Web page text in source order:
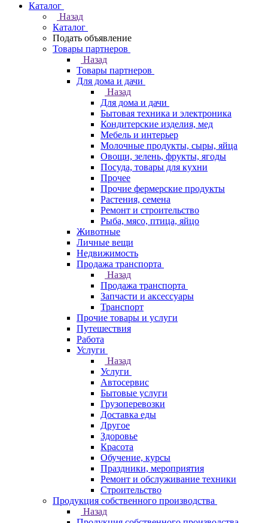
Каталог
Назад
Каталог
Подать объявление
Товары партнеров
Назад
Товары партнеров
Для дома и дачи
Назад
Для дома и дачи
Бытовая техника и электроника
Кондитерские изделия, мед
Мебель и интерьер
Молочные продукты, сыры, яйца
Овощи, зелень, фрукты, ягоды
Посуда, товары для кухни
Прочее
Прочие фермерские продукты
Растения, семена
Ремонт и строительство
Рыба, мясо, птица, яйцо
Животные
Личные вещи
Недвижимость
Продажа транспорта
Назад
Продажа транспорта
Запчасти и аксессуары
Транспорт
Прочие товары и услуги
Путешествия
Работа
Услуги
Назад
Услуги
Автосервис
Бытовые услуги
Грузоперевозки
Доставка еды
Другое
Здоровье
Красота
Обучение, курсы
Праздники, мероприятия
Ремонт и обслуживание техники
Строительство
Продукция собственного производства
Назад